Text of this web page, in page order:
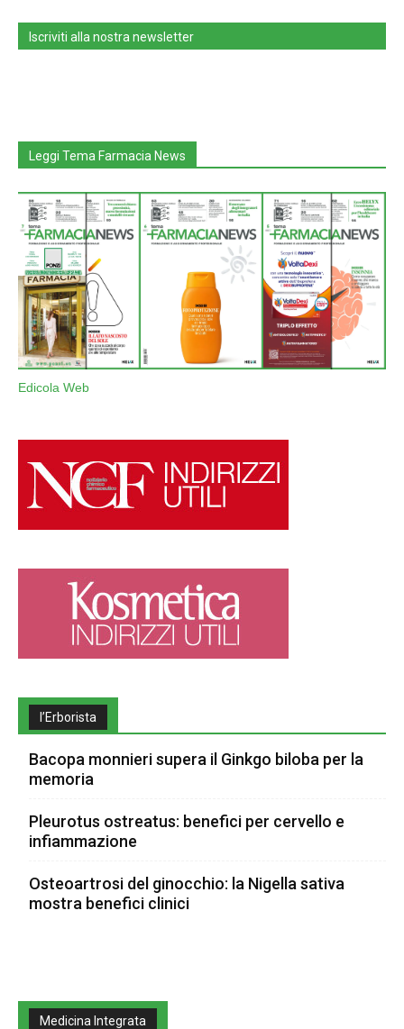
Iscriviti alla nostra newsletter
Leggi Tema Farmacia News
Edicola Web
l’Erborista
Bacopa monnieri supera il Ginkgo biloba per la
memoria
Pleurotus ostreatus: benefici per cervello e
infiammazione
Osteoartrosi del ginocchio: la Nigella sativa
mostra benefici clinici
Medicina Integrata